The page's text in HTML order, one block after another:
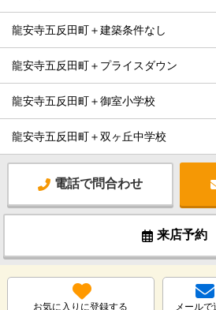
龍安寺五反田町＋建築条件なし
龍安寺五反田町＋プライスダウン
龍安寺五反田町＋御室小学校
龍安寺五反田町＋双ヶ丘中学校
電話で問合わせ
来店予約
お気に入りに登録する メールで